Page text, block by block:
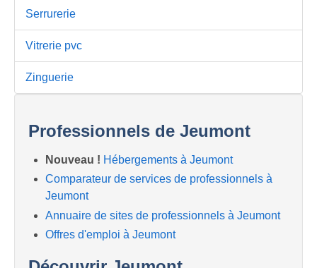
Serrurerie
Vitrerie pvc
Zinguerie
Professionnels de Jeumont
Nouveau ! Hébergements à Jeumont
Comparateur de services de professionnels à
Jeumont
Annuaire de sites de professionnels à Jeumont
Offres d'emploi à Jeumont